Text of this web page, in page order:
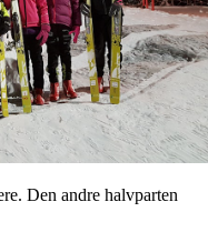
Den andre halvparten